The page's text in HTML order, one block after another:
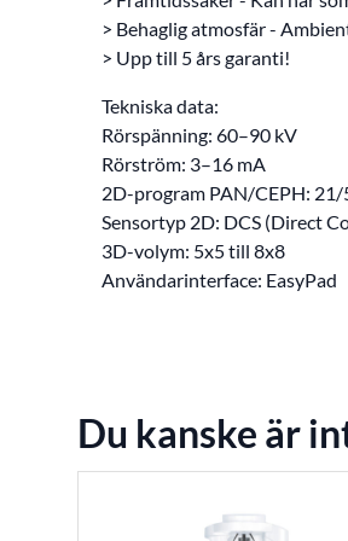
> Behaglig atmosfär -
> Upp till 5 års garanti!
Tekniska data:
Rörspänning: 60–90 kV
Rörström: 3–16 mA
2D-program PAN/CEPH: 21/
Sensortyp 2D: DCS (Direct
3D-volym: 5x5 till 8x8
Användarinterface: EasyPad
Du kanske är